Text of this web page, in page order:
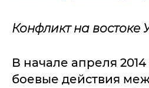
Конфликт на востоке
В начале апреля
боевые действия